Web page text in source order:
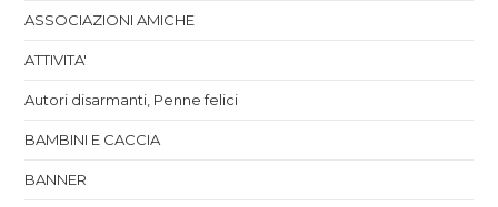
ASSOCIAZIONI AMICHE
ATTIVITA'
Autori disarmanti, Penne felici
BAMBINI E CACCIA
BANNER